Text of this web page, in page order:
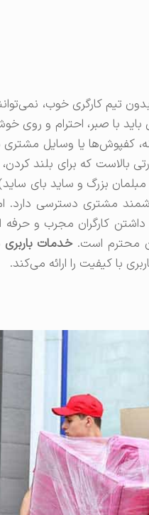
تیم کارگری خوب،
با صبر، احترام و روی
کفپوش‌ها یا وسایل
بالاست که برای بلند
بزرگ و ساید بای
مشتری دسترسی
کارگران مجرب و
محترم است.خدمات باربری
با کیفیت را ارائه می‌کند.